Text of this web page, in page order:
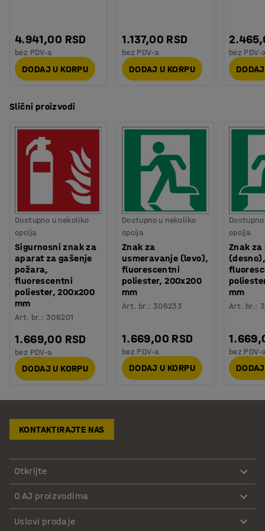
4.941,00 RSD
bez PDV-a
DODAJ U KORPU
1.137,00 RSD
bez PDV-a
DODAJ U KORPU
bez PDV-
Slični proizvodi
Dostupno u nekoliko
opcija
Sigurnosni znak za
aparat za gašenje
požara,
fluorescentni
poliester, 200x200
mm
Art. br.:306201
1.669,00 RSD
bez PDV-a
DODAJ U KORPU
Dostupno u nekoliko
opcija
Znak za
usmeravanje (levo),
fluorescentni
poliester, 200x200
mm
Art. br.: 306233
1.669,00 RSD
bez PDV-a
DODAJ U KORPU
opcija
Znak
(desno),
mm
Art. br.:
bez PDV-
KONTAKTIRAJTE NAS
Otkrijte
O AJ proizvodima
Uslovi prodaje